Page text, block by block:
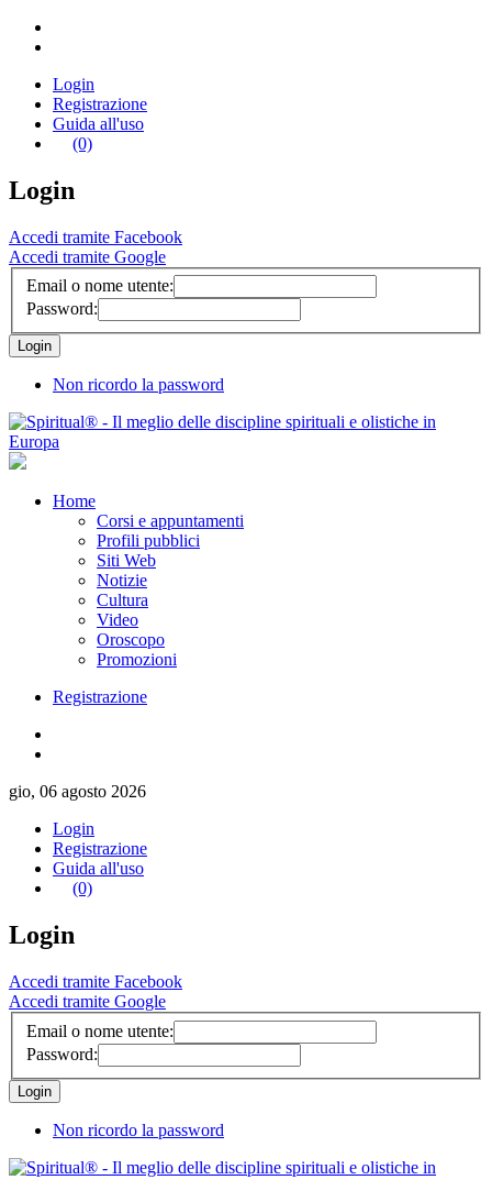
Login
Registrazione
Guida all'uso
(0)
Login
Accedi tramite Facebook
Accedi tramite Google
Email o nome utente:
Password:
Non ricordo la password
Home
Corsi e appuntamenti
Profili pubblici
Siti Web
Notizie
Cultura
Video
Oroscopo
Promozioni
Registrazione
gio, 06 agosto 2026
Login
Registrazione
Guida all'uso
(0)
Login
Accedi tramite Facebook
Accedi tramite Google
Email o nome utente:
Password:
Non ricordo la password